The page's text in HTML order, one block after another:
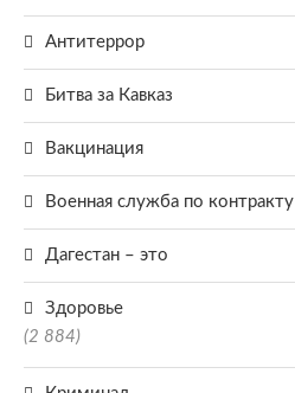
Антитеррор
Битва за Кавказ
Вакцинация
Военная служба по контракту
Дагестан – это
Здоровье
(2 884)